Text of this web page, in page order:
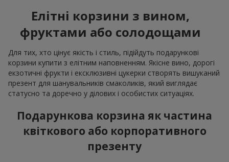
Елітні корзини з вином,
фруктами або солодощами
Для тих, хто цінує якість і стиль, підійдуть подарункові
корзини купити з елітним наповненням. Якісне вино, дорогі
екзотичні фрукти і ексклюзивні цукерки створять вишуканий
презент для шанувальників смаколиків, який виглядає
статусно та доречно у ділових і особистих ситуаціях.
Подарункова корзина як частина
квіткового або корпоративного
презенту